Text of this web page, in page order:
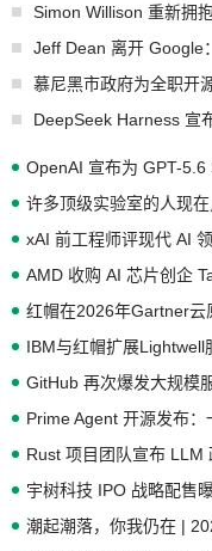
Simon Willison 重新拥
Jeff Dean 离开 Google
慕尼黑市政府为全职开
OpenAI 宣布为 GPT-
许多顶级实验室的人现
xAI 前工程师评现代 AI
红帽在2026年Gartner云
GitHub 再次爆发大规模
潮起潮落，你我仍在 |